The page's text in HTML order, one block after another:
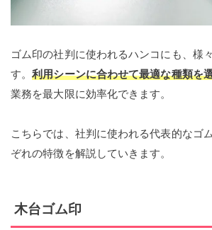
ゴム印の社判に使われるハンコにも、様
す。利用シーンに合わせて最適な種類を
業務を最大限に効率化できます。
こちらでは、社判に使われる代表的なゴ
ぞれの特徴を解説していきます。
木台ゴム印